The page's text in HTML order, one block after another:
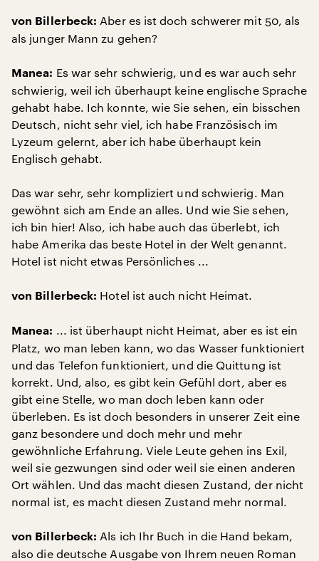
von Billerbeck: Aber es ist doch schwerer mit 50, als
als junger Mann zu gehen?
Manea: Es war sehr schwierig, und es war auch sehr
schwierig, weil ich überhaupt keine englische Sprache
gehabt habe. Ich konnte, wie Sie sehen, ein bisschen
Deutsch, nicht sehr viel, ich habe Französisch im
Lyzeum gelernt, aber ich habe überhaupt kein
Englisch gehabt.
Das war sehr, sehr kompliziert und schwierig. Man
gewöhnt sich am Ende an alles. Und wie Sie sehen,
ich bin hier! Also, ich habe auch das überlebt, ich
habe Amerika das beste Hotel in der Welt genannt.
Hotel ist nicht etwas Persönliches ...
von Billerbeck: Hotel ist auch nicht Heimat.
Manea: ... ist überhaupt nicht Heimat, aber es ist ein
Platz, wo man leben kann, wo das Wasser funktioniert
und das Telefon funktioniert, und die Quittung ist
korrekt. Und, also, es gibt kein Gefühl dort, aber es
gibt eine Stelle, wo man doch leben kann oder
überleben. Es ist doch besonders in unserer Zeit eine
ganz besondere und doch mehr und mehr
gewöhnliche Erfahrung. Viele Leute gehen ins Exil,
weil sie gezwungen sind oder weil sie einen anderen
Ort wählen. Und das macht diesen Zustand, der nicht
normal ist, es macht diesen Zustand mehr normal.
von Billerbeck: Als ich Ihr Buch in die Hand bekam,
also die deutsche Ausgabe von Ihrem neuen Roman